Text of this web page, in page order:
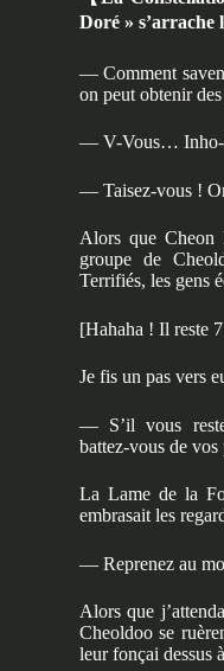
Doré » s’arrache
— Comment
on peut obtenir
— V-Vous… Inho-
— Taisez-vous !
Alors que Cheon
groupe de
Terrifiés, les gens
[Hahaha ! Il reste
Je fis un pas vers
— S’il vous
battez-vous de vos
La Lame de la
embrasait les
— Reprenez au
Alors que
Cheoldoo se
leur fonçai dessus